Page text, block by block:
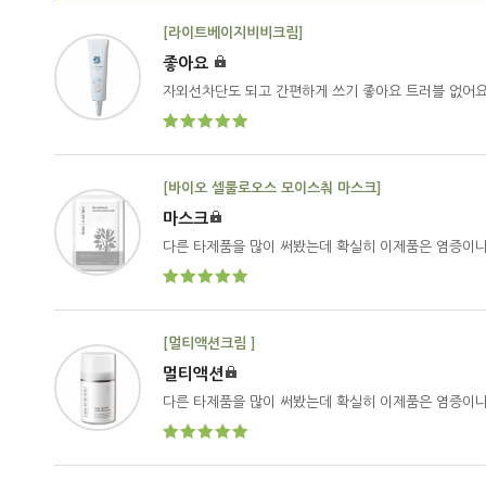
[라이트베이지비비크림]
좋아요
자외선차단도 되고 간편하게 쓰기 좋아요 트러블 없어
[바이오 셀룰로오스 모이스춰 마스크]
마스크
다른 타제품을 많이 써봤는데 확실히 이제품은 염증이
[멀티액션크림 ]
멀티액션
다른 타제품을 많이 써봤는데 확실히 이제품은 염증이